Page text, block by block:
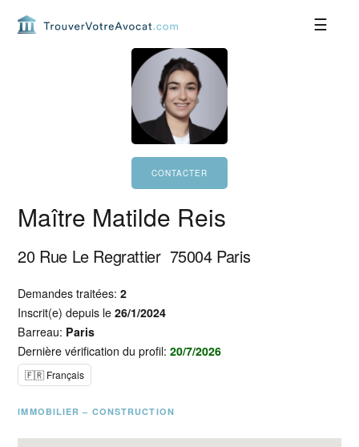
Maître Matilde Reis
20 Rue Le Regrattier 75004 Paris
Demandes traitées:2
Inscrit(e) depuis le26/1/2024
Barreau: Paris
Dernière vérification du profil:20/7/2026
🇫🇷 Français
IMMOBILIER – CONSTRUCTION